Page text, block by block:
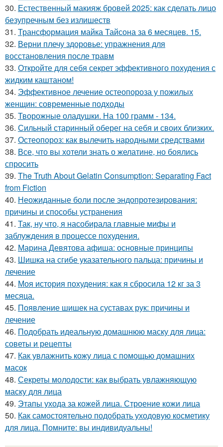
30. Естественный макияж бровей 2025: как сделать лицо
безупречным без излишеств
31. Трансформация майка Тайсона за 6 месяцев. 15.
32. Верни плечу здоровье: упражнения для
восстановления после травм
33. Откройте для себя секрет эффективного похудения с
жидким каштаном!
34. Эффективное лечение остеопороза у пожилых
женщин: современные подходы
35. Творожные оладушки. На 100 грамм - 134.
36. Сильный старинный оберег на себя и своих близких.
37. Остеопороз: как вылечить народными средствами
38. Все, что вы хотели знать о желатине, но боялись
спросить
39. The Truth About Gelatin Consumption: Separating Fact
from Fiction
40. Неожиданные боли после эндопротезирования:
причины и способы устранения
41. Так, ну что, я насобирала главные мифы и
заблуждения в процессе похудения.
42. Марина Девятова афиша: основные принципы
43. Шишка на сгибе указательного пальца: причины и
лечение
44. Моя история похудения: как я сбросила 12 кг за 3
месяца.
45. Появление шишек на суставах рук: причины и
лечение
46. Подобрать идеальную домашнюю маску для лица:
советы и рецепты
47. Как увлажнить кожу лица с помощью домашних
масок
48. Секреты молодости: как выбрать увлажняющую
маску для лица
49. Этапы ухода за кожей лица. Строение кожи лица
50. Как самостоятельно подобрать уходовую косметику
для лица. Помните: вы индивидуальны!